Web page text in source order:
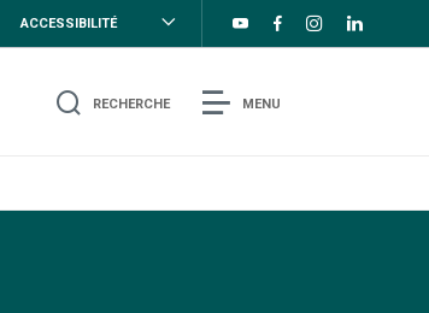
ACCESSIBILITÉ
RECHERCHE MENU